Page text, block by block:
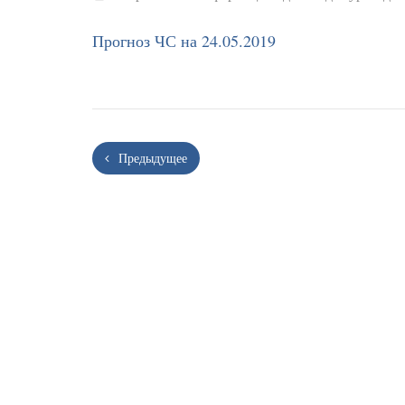
Прогноз ЧС на 24.05.2019
Предыдущее